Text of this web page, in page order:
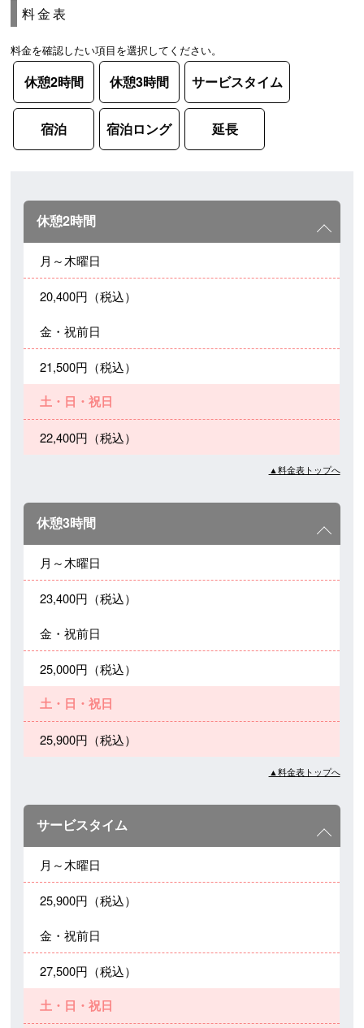
料金表
料金を確認したい項目を選択してください。
休憩2時間 休憩3時間 サービスタイム
宿泊 宿泊ロング 延長
休憩2時間
月～木曜日
20,400円（税込）
金・祝前日
21,500円（税込）
土・日・祝日
22,400円（税込）
▲料金表トップへ
休憩3時間
月～木曜日
23,400円（税込）
金・祝前日
25,000円（税込）
土・日・祝日
25,900円（税込）
▲料金表トップへ
サービスタイム
月～木曜日
25,900円（税込）
金・祝前日
27,500円（税込）
土・日・祝日